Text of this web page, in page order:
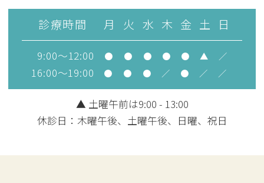
診療時間 月 火 水 木 金 土 日
9:00～12:00 ● ● ● ● ● ▲ ／
16:00～19:00 ● ● ● ／ ● ／ ／
▲ 土曜午前は9:00 - 13:00
休診日：木曜午後、土曜午後、日曜、祝日